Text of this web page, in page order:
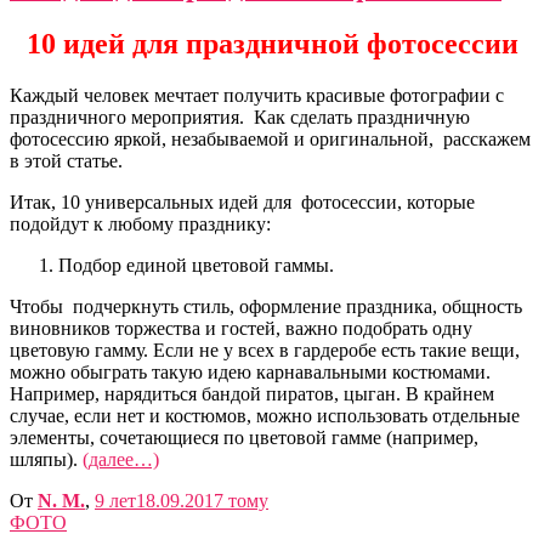
10 идей для праздничной фотосессии
Каждый человек мечтает получить красивые фотографии с
праздничного мероприятия. Как сделать праздничную
фотосессию яркой, незабываемой и оригинальной, расскажем
в этой статье.
Итак, 10 универсальных идей для фотосессии, которые
подойдут к любому празднику:
Подбор единой цветовой гаммы.
Чтобы подчеркнуть стиль, оформление праздника, общность
виновников торжества и гостей, важно подобрать одну
цветовую гамму. Если не у всех в гардеробе есть такие вещи,
можно обыграть такую идею карнавальными костюмами.
Например, нарядиться бандой пиратов, цыган. В крайнем
случае, если нет и костюмов, можно использовать отдельные
элементы, сочетающиеся по цветовой гамме (например,
шляпы). (далее…)
От N. M., 9 лет18.09.2017 тому
ФОТО